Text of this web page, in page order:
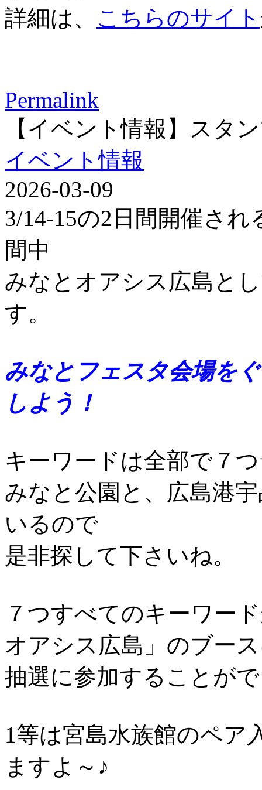
詳細は、 こちらのサイト
Permalink
【イベント情報】スタ
イベント情報
2026-03-09
3/14-15の2日間開催さ
間中
みなとオアシス広島と
す。
みなとフェスタ会場を
しよう！
キーワードは全部
みなと公園と、広島港
いるので
是非探して下さいね。
７つすべてのキーワー
オアシス広島」のブー
抽選に参加することが
1等は宮島水族館のペア
ますよ～♪